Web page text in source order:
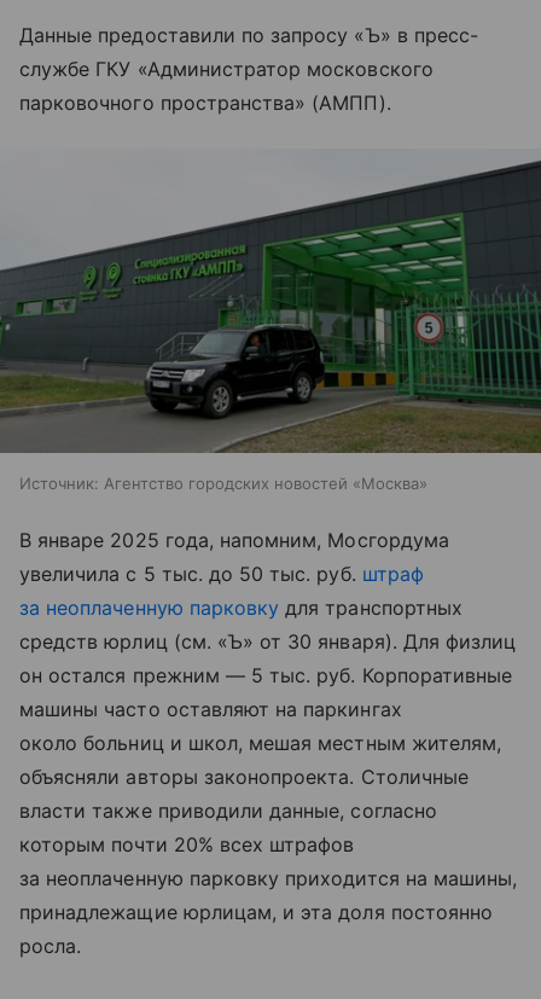
Данные предоставили по запросу «Ъ» в пресс-
службе ГКУ «Администратор московского
парковочного пространства» (АМПП).
Источник: Агентство городских новостей «Москва»
В январе 2025 года, напомним, Мосгордума
увеличила с 5 тыс. до 50 тыс. руб. штраф
за неоплаченную парковку для транспортных
средств юрлиц (см. «Ъ» от 30 января). Для физлиц
он остался прежним — 5 тыс. руб. Корпоративные
машины часто оставляют на паркингах
около больниц и школ, мешая местным жителям,
объясняли авторы законопроекта. Столичные
власти также приводили данные, согласно
которым почти 20% всех штрафов
за неоплаченную парковку приходится на машины,
принадлежащие юрлицам, и эта доля постоянно
росла.